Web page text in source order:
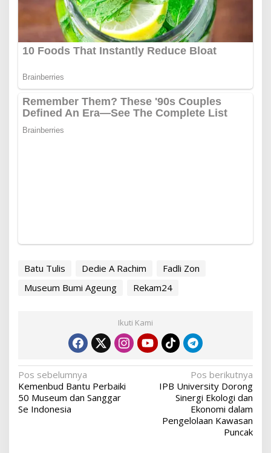
Batu Tulis Dedie A Rachim
Fadli Zon
Museum Bumi Ageung
Rekam24
Ikuti Kami
Navigasi
pos
Pos sebelumnya
Kemenbud Bantu Perbaiki
50 Museum dan Sanggar
Se Indonesia
Pos berikutnya
IPB University Dorong
Sinergi Ekologi dan
Ekonomi dalam
Pengelolaan Kawasan
Puncak